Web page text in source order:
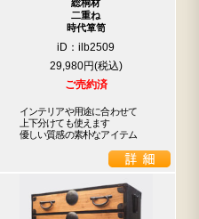
総桐材
二重ね
時代箪笥
iD：ilb2509
29,980円
ご売約済
インテリアや用途に合わせて
上下分けても使えます
優しい質感の素朴なアイテム